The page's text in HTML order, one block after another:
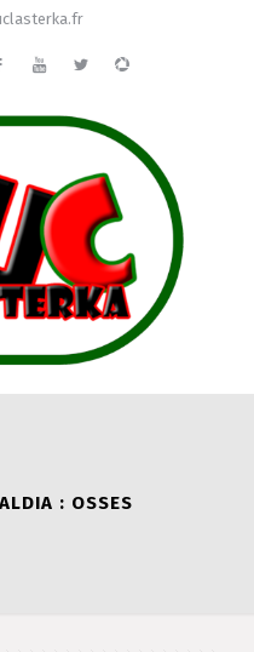
: OSSES